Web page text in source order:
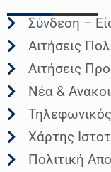
Σύνδεση –
Αιτήσεις
Αιτήσεις
Νέα &
Χάρτης
Πολιτική